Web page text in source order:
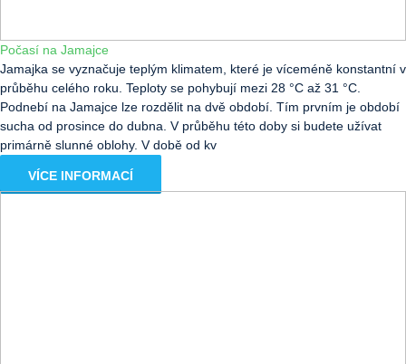
Počasí na Jamajce
Jamajka se vyznačuje teplým klimatem, které je víceméně konstantní v
průběhu celého roku. Teploty se pohybují mezi 28 °C až 31 °C.
Podnebí na Jamajce lze rozdělit na dvě období. Tím prvním je období
sucha od prosince do dubna. V průběhu této doby si budete užívat
primárně slunné oblohy. V době od kv
VÍCE INFORMACÍ